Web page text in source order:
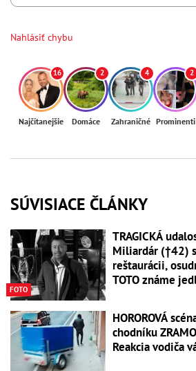
Nahlásiť chybu
16
Najčítanejšie
2
Domáce
4
Zahraničné
2
Prominenti
SÚVISIACE ČLÁNKY
FOTO
TRAGICKÁ
Miliardár (†42)
reštaurácii,
TOTO známe
HOROROVÁ
chodníku
Reakcia vodiča